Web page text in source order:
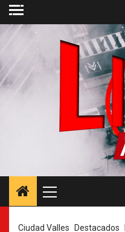
Saltar
contenido
principal
Ciudad Valles Destacados